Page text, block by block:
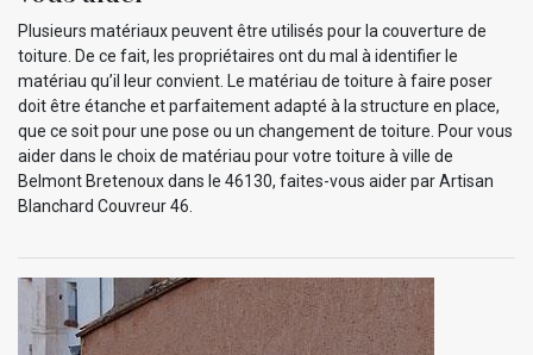
Plusieurs matériaux peuvent être utilisés pour la couverture de
toiture. De ce fait, les propriétaires ont du mal à identifier le
matériau qu’il leur convient. Le matériau de toiture à faire poser
doit être étanche et parfaitement adapté à la structure en place,
que ce soit pour une pose ou un changement de toiture. Pour vous
aider dans le choix de matériau pour votre toiture à ville de
Belmont Bretenoux dans le 46130, faites-vous aider par Artisan
Blanchard Couvreur 46.